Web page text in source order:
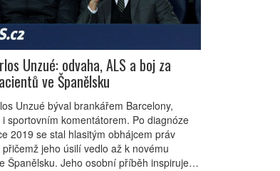
Unzué: odvaha, ALS a boj za
ve Španělsku
Unzué býval brankářem Barcelony,
sportovním komentátorem. Po diagnóze
2019 se stal hlasitým obhájcem práv
jeho úsilí vedlo až k novému
Španělsku. Jeho osobní příběh inspiruje i